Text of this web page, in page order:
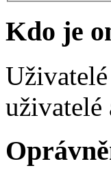
Kdo je
uživatelé